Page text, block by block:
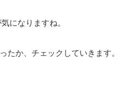
になりますね。
たか、チェックしていきます。